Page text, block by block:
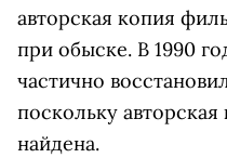
авторская копия
при обыске. В 1990
частично
поскольку
найдена.